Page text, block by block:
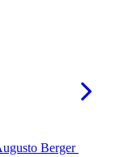
Berger